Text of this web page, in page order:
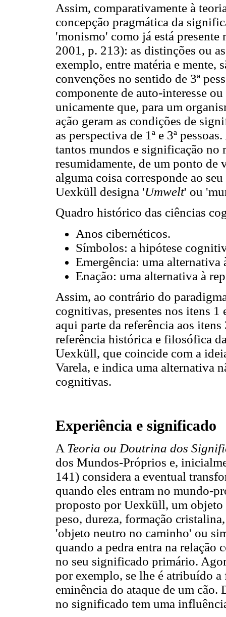
Assim, comparativamente à
concepção pragmática da
'monismo' como já está presente
2001, p. 213): as distinções ou
exemplo, entre matéria e mente,
convenções no sentido de 3ª
componente de auto-interesse
unicamente que, para um
ação geram as condições de
as perspectiva de 1ª e 3ª
tantos mundos e significação no
resumidamente, de um ponto
alguma coisa corresponde ao
Uexküll designa 'Umwelt' ou
Quadro histórico das ciências
Anos cibernéticos.
Símbolos: a hipótese
Emergência: uma
Enação: uma alternativa à
Assim, ao contrário do
cognitivas, presentes nos itens 1
aqui parte da referência aos
referência histórica e filosófica
Uexküll, que coincide com a
Varela, e indica uma alternativa
cognitivas.
Experiência e significado
A Teoria ou Doutrina dos
dos Mundos-Próprios e,
141) considera a eventual
quando eles entram no mundo-
proposto por Uexküll, um objeto
peso, dureza, formação
'objeto neutro no caminho' ou
quando a pedra entra na relação
no seu significado primário.
por exemplo, se lhe é atribuído
eminência do ataque de um
no significado tem uma